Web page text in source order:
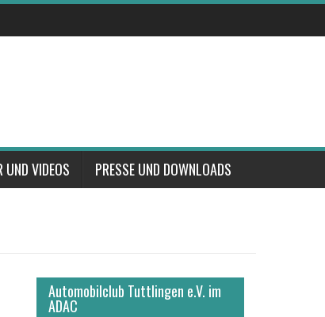
UND VIDEOS PRESSE UND DOWNLOADS
Automobilclub Tuttlingen e.V. im
ADAC